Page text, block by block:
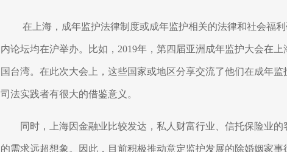
在上海，成年监护法律制度或成年监护相关的法律和社会福
内论坛均在沪举办。比如， 2019年，第四届亚洲成年监护大会在
国台湾。在此次大会上，这些国家或地区分享交流了他们在成年
司法实践者有很大的借鉴意义。
同时，上海因金融业比较发达，私人财富行业、信托保险业
的需求远超想象。因此，目前积极推动意定监护发展的除婚姻家